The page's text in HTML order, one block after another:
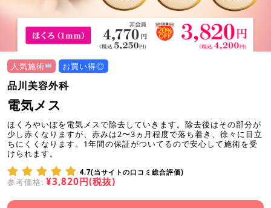
人気施術 お買い得◎
品川美容外科
電気メス
ほくろやいぼを電気メスで除去していきます。除去後はその部分が
少し赤くなりますが、赤みは2〜3ヵ月程度で落ち着き、徐々に目立
ちにくくなります。1年間の保証がついてるので安心して施術を受
けられます。
4.7(当サイトの口コミ総合評価)
参考価格: ¥3,820円(税抜)